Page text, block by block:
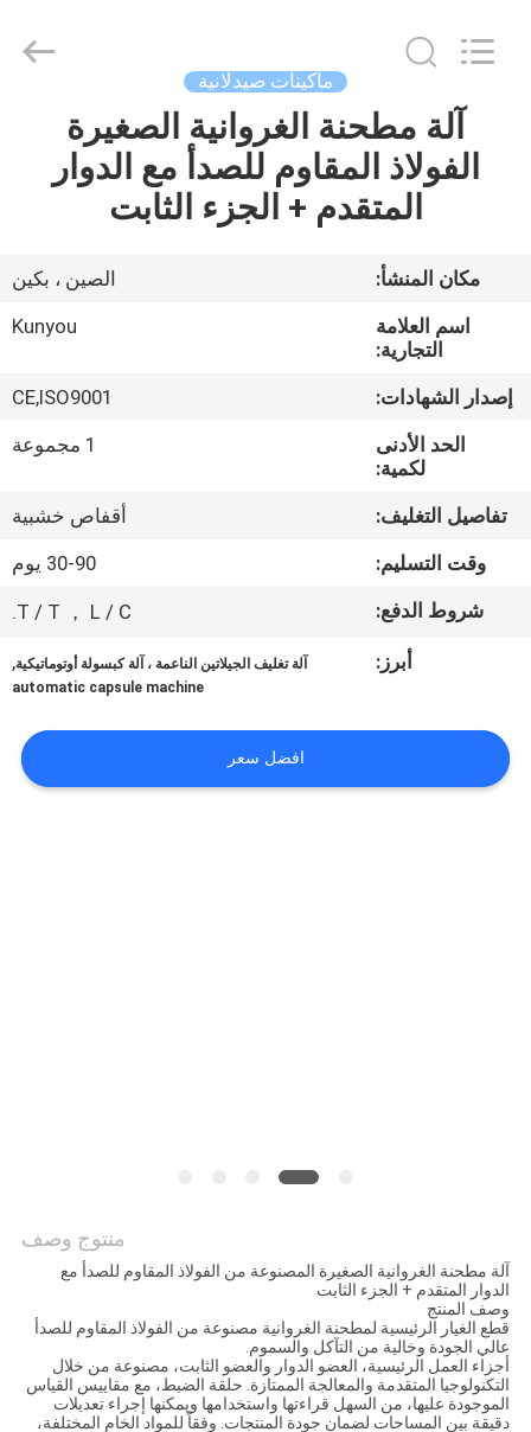
المنتجات
فيديوهات
معلومات
عنا
في
المصنع
مراقبة
أخبار
Pharmatech
Co.,LTD..
ماكينات صيدلانية
آلة مطحنة الغروانية الصغيرة
الفولاذ المقاوم للصدأ مع الدوار
المتقدم + الجزء الثابت
مكان المنشأ:
الصين ، بكين
اسم العلامة
التجارية:
Kunyou
إصدار الشهادات:
CE,ISO9001
الحد الأدنى
لكمية:
1 مجموعة
تفاصيل التغليف:
أقفاص خشبية
وقت التسليم:
30-90 يوم
شروط الدفع:
T / T ， L / C.
أبرز: آلة تغليف الجيلاتين الناعمة ، آلة كبسولة أوتوماتيكية,
automatic capsule machine
افضل سعر
منتوج وصف
آلة مطحنة الغروانية الصغيرة المصنوعة من الفولاذ المقاوم للصدأ مع
الدوار المتقدم + الجزء الثابت
وصف المنتج
قطع الغيار الرئيسية لمطحنة الغروانية مصنوعة من الفولاذ المقاوم للصدأ
عالي الجودة وخالية من التآكل والسموم.
أجزاء العمل الرئيسية، العضو الدوار والعضو الثابت، مصنوعة من خلال
التكنولوجيا المتقدمة والمعالجة الممتازة. حلقة الضبط، مع مقاييس القياس
الموجودة عليها، من السهل قراءتها واستخدامها ويمكنها إجراء تعديلات
دقيقة بين المساحات لضمان جودة المنتجات. وفقاً للمواد الخام المختلفة،